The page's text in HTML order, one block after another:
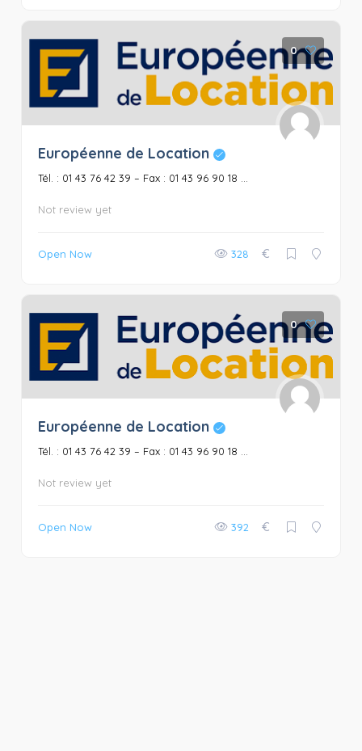
0
Européenne de Location
Tél. : 01 43 76 42 39 – Fax : 01 43 96 90 18 ...
Not review yet
Open Now 328 €
0
Européenne de Location
Tél. : 01 43 76 42 39 – Fax : 01 43 96 90 18 ...
Not review yet
Open Now 392 €